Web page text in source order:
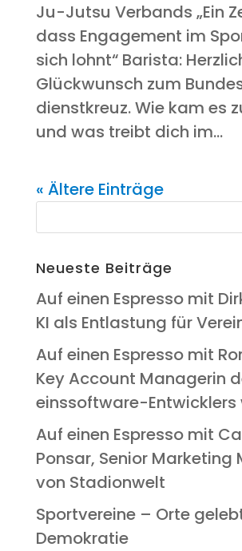
Ju-Jutsu Verbands „Ein
dass Enga­ge­ment im
sich lohnt“ Baris­ta:
Glück­wunsch zum
dienst­kreuz. Wie kam es
und was treibt dich im...
« Ältere Einträge
Neu­es­te Beiträge
Auf einen Espres­so mit
KI als Ent­las­tung für
Auf einen Espres­so mit
Key Account Mana­ge­rin
eins­soft­ware-
Auf einen Espres­so mit
Pon­s­ar, Seni­or Mar­ke­ting
von Stadionwelt
Sport­ver­ei­ne – Orte
Demokratie